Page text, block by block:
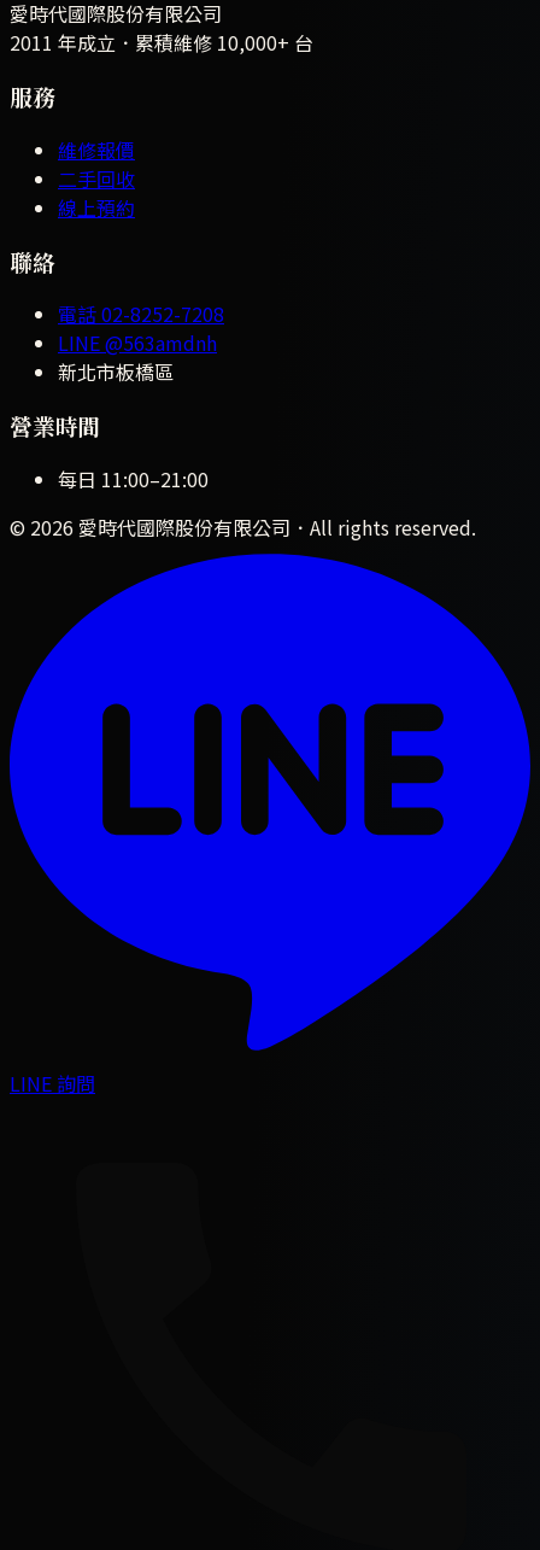
愛時代國際股份有限公司
2011 年成立．累積維修 10,000+ 台
服務
維修報價
二手回收
線上預約
聯絡
電話02-8252-7208
LINE@563amdnh
新北市板橋區
營業時間
每日 11:00–21:00
© 2026 愛時代國際股份有限公司 ．All rights reserved.
LINE 詢問